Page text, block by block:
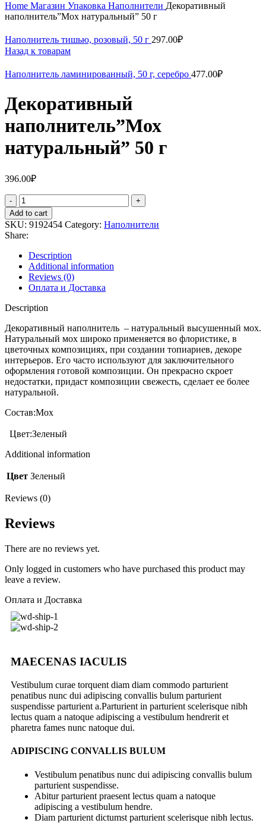
Home Магазин Упаковка Наполнители Декоративный
наполнитель”Мох натуральный” 50 г
Наполнитель тишью, розовый, 50 г 297.00₽
Назад к товарам
Наполнитель ламинированный, 50 г, серебро 477.00₽
Декоративный
наполнитель”Мох
натуральный” 50 г
396.00₽
Add to cart
SKU: 9192454 Category: Наполнители
Share:
Description
Additional information
Reviews (0)
Оплата и Доставка
Description
Декоративный наполнитель – натуральный высушенный мох.
Натуральный мох широко применяется во флористике, в
цветочных композициях, при создании топиариев, декоре
интерьеров. Его часто используют для заключительного
оформления готовой композиции. Он прекрасно скроет
недостатки, придаст композиции свежесть, сделает ее более
натуральной.
Состав:Мох
Цвет:Зеленый
Additional information
Цвет Зеленый
Reviews (0)
Reviews
There are no reviews yet.
Only logged in customers who have purchased this product may
leave a review.
Оплата и Доставка
MAECENAS IACULIS
Vestibulum curae torquent diam diam commodo parturient
penatibus nunc dui adipiscing convallis bulum parturient
suspendisse parturient a.Parturient in parturient scelerisque nibh
lectus quam a natoque adipiscing a vestibulum hendrerit et
pharetra fames nunc natoque dui.
ADIPISCING CONVALLIS BULUM
Vestibulum penatibus nunc dui adipiscing convallis bulum
parturient suspendisse.
Abitur parturient praesent lectus quam a natoque
adipiscing a vestibulum hendre.
Diam parturient dictumst parturient scelerisque nibh lectus.